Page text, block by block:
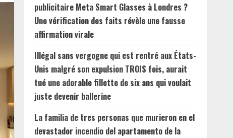
publicitaire Meta Smart Glasses à Londres ?
Une vérification des faits révèle une fausse
affirmation virale
Illégal sans vergogne qui est rentré aux États-
Unis malgré son expulsion TROIS fois, aurait
tué une adorable fillette de six ans qui voulait
juste devenir ballerine
La familia de tres personas que murieron en el
devastador incendio del apartamento de la